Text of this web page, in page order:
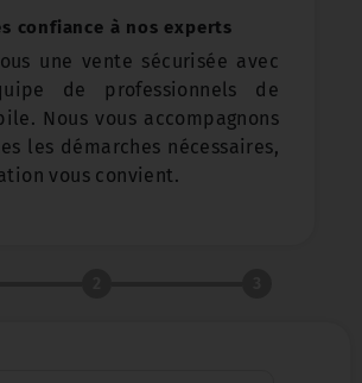
confiance à nos experts
une vente sécurisée avec
de professionnels de
Nous vous accompagnons
les démarches nécessaires,
vous convient.